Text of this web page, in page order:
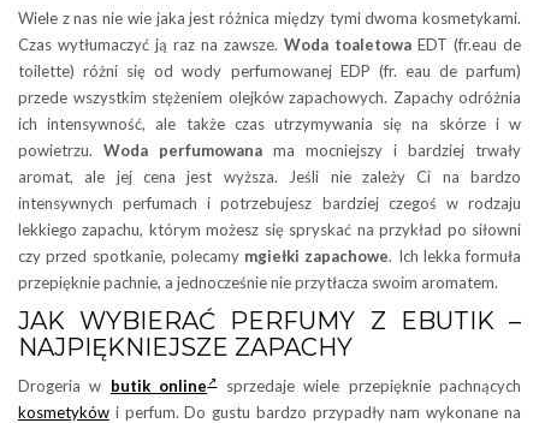
Wiele z nas nie wie jaka jest różnica między tymi dwoma kosmetykami.
Czas wytłumaczyć ją raz na zawsze. Woda toaletowa EDT (fr.eau de
toilette) różni się od wody perfumowanej EDP (fr. eau de parfum)
przede wszystkim stężeniem olejków zapachowych. Zapachy odróżnia
ich intensywność, ale także czas utrzymywania się na skórze i w
powietrzu. Woda perfumowana ma mocniejszy i bardziej trwały
aromat, ale jej cena jest wyższa. Jeśli nie zależy Ci na bardzo
intensywnych perfumach i potrzebujesz bardziej czegoś w rodzaju
lekkiego zapachu, którym możesz się spryskać na przykład po siłowni
czy przed spotkanie, polecamy mgiełki zapachowe. Ich lekka formuła
przepięknie pachnie, a jednocześnie nie przytłacza swoim aromatem.
JAK WYBIERAĆ PERFUMY Z EBUTIK –
NAJPIĘKNIEJSZE ZAPACHY
Drogeria w butik online sprzedaje wiele przepięknie pachnących
kosmetyków i perfum. Do gustu bardzo przypadły nam wykonane na